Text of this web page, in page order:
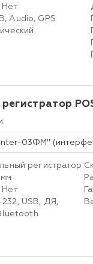
Нет
Audio, GPS
регистратор
Нет
USB, ДЯ,